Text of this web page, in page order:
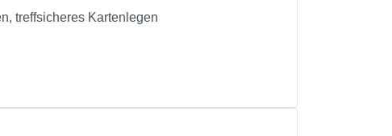
treffsicheres Kartenlegen